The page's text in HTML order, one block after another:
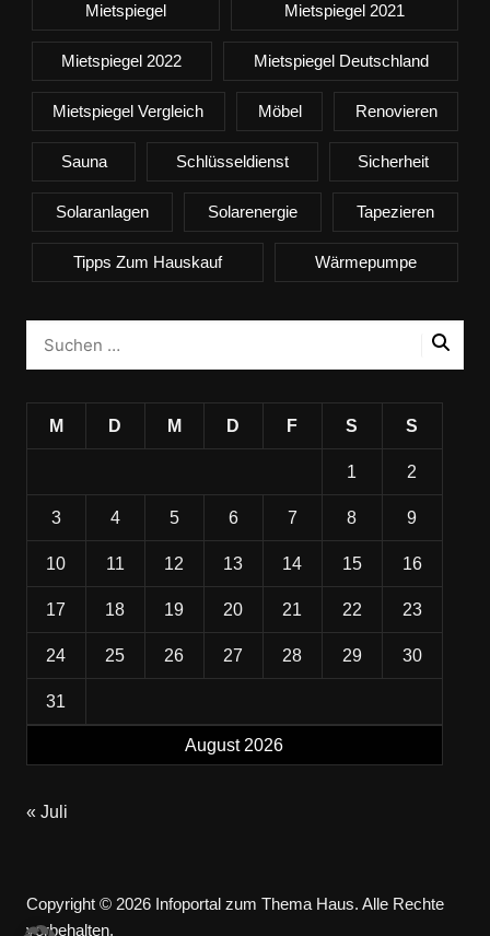
Mietspiegel Mietspiegel 2021
Mietspiegel 2022 Mietspiegel Deutschland
Mietspiegel Vergleich Möbel Renovieren
Sauna Schlüsseldienst Sicherheit
Solaranlagen Solarenergie Tapezieren
Tipps Zum Hauskauf Wärmepumpe
August 2026
M D M D F S S
1 2
3 4 5 6 7 8 9
10 11 12 13 14 15 16
17 18 19 20 21 22 23
24 25 26 27 28 29 30
31
« Juli
Copyright © 2026 Infoportal zum Thema Haus. Alle Rechte
vorbehalten.